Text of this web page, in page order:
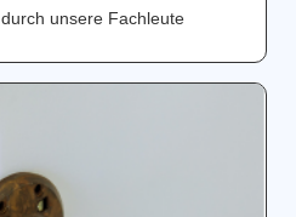
unsere Fachleute